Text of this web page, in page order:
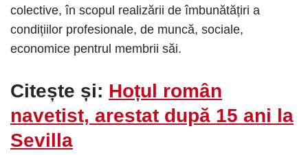
colective, în scopul realizării de îmbunătățiri a
condițiilor profesionale, de muncă, sociale,
economice pentrul membrii săi.
Citește și: Hoțul român
navetist, arestat după 15 ani la
Sevilla